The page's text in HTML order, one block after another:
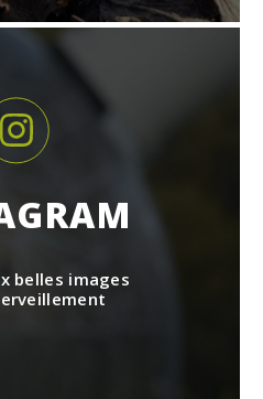
belles images